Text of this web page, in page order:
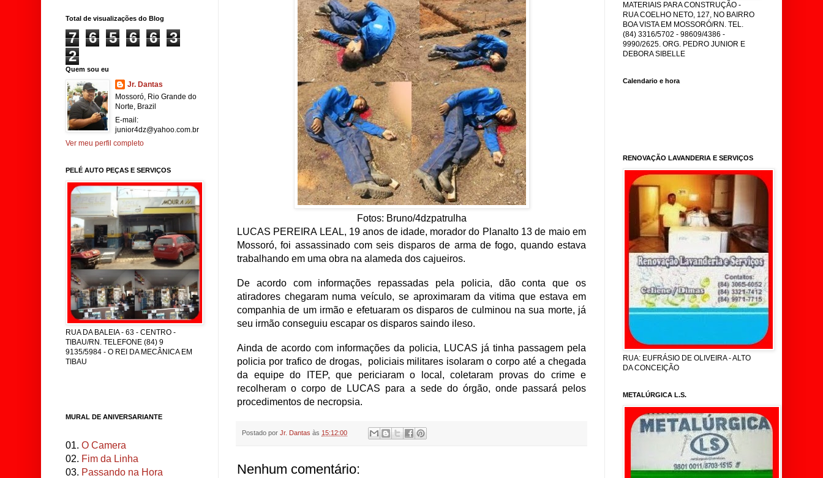
Fotos: Bruno/4dzpatrulha
LUCAS PEREIRA LEAL, 19 anos de idade, morador do Planalto 13 de maio em
Mossoró, foi assassinado com seis disparos de arma de fogo, quando estava
trabalhando em uma obra na alameda dos cajueiros.
De acordo com informações repassadas pela policia, dão conta que os
atiradores chegaram numa veículo, se aproximaram da vitima que estava em
companhia de um irmão e efetuaram os disparos de culminou na sua morte, já
seu irmão conseguiu escapar os disparos saindo ileso.
Ainda de acordo com informações da policia, LUCAS já tinha passagem pela
policia por trafico de drogas, policiais militares isolaram o corpo até a chegada
da equipe do ITEP, que periciaram o local, coletaram provas do crime e
recolheram o corpo de LUCAS para a sede do órgão, onde passará pelos
procedimentos de necropsia.
Postado por Jr. Dantas às 15:12:00
Nenhum comentário:
Total de visualizações do Blog
7 6 5 6 6
3
2
Quem sou eu
Jr. Dantas
Mossoró, Rio Grande do
Norte, Brazil
E-mail:
junior4dz@yahoo.com.br
Ver meu perfil completo
PELÉ AUTO PEÇAS E SERVIÇOS
RUA DA BALEIA - 63 - CENTRO -
TIBAU/RN. TELEFONE (84) 9
9135/5984 - O REI DA MECÂNICA EM
TIBAU
MURAL DE ANIVERSARIANTE
01. O Camera
02. Fim da Linha
03. Passando na Hora
MATERIAIS PARA CONSTRUÇÃO -
RUA COELHO NETO, 127, NO BAIRRO
BOA VISTA EM MOSSORÓ/RN. TEL.
(84) 3316/5702 - 98609/4386 -
9990/2625. ORG. PEDRO JUNIOR E
DEBORA SIBELLE
Calendario e hora
RENOVAÇÃO LAVANDERIA E SERVIÇOS
RUA: EUFRÁSIO DE OLIVEIRA - ALTO
DA CONCEIÇÃO
METALÚRGICA L.S.